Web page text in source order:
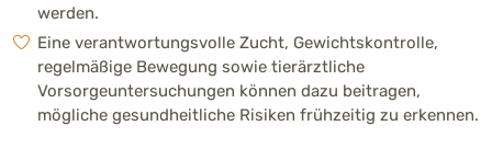
werden.
Eine verantwortungsvolle Zucht, Gewichtskontrolle,
regelmäßige Bewegung sowie tierärztliche
Vorsorgeuntersuchungen können dazu beitragen,
mögliche gesundheitliche Risiken frühzeitig zu erkennen.